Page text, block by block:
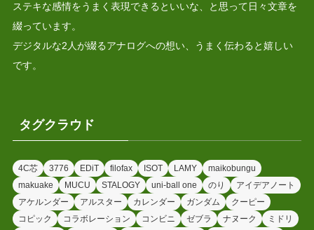
ステキな感情をうまく表現できるといいな、と思って日々文章を
綴っています。
デジタルな2人が綴るアナログへの想い、うまく伝わると嬉しい
です。
タグクラウド
4C芯 3776 EDiT filofax ISOT LAMY
maikobungu
makuake
MUCU STALOGY uni-ball one のり
アイデアノート
アケルンダー
アルスター カレンダー ガンダム
クーピー
コピック
コラボレーション コンビニ ゼブラ ナヌーク
ミドリ